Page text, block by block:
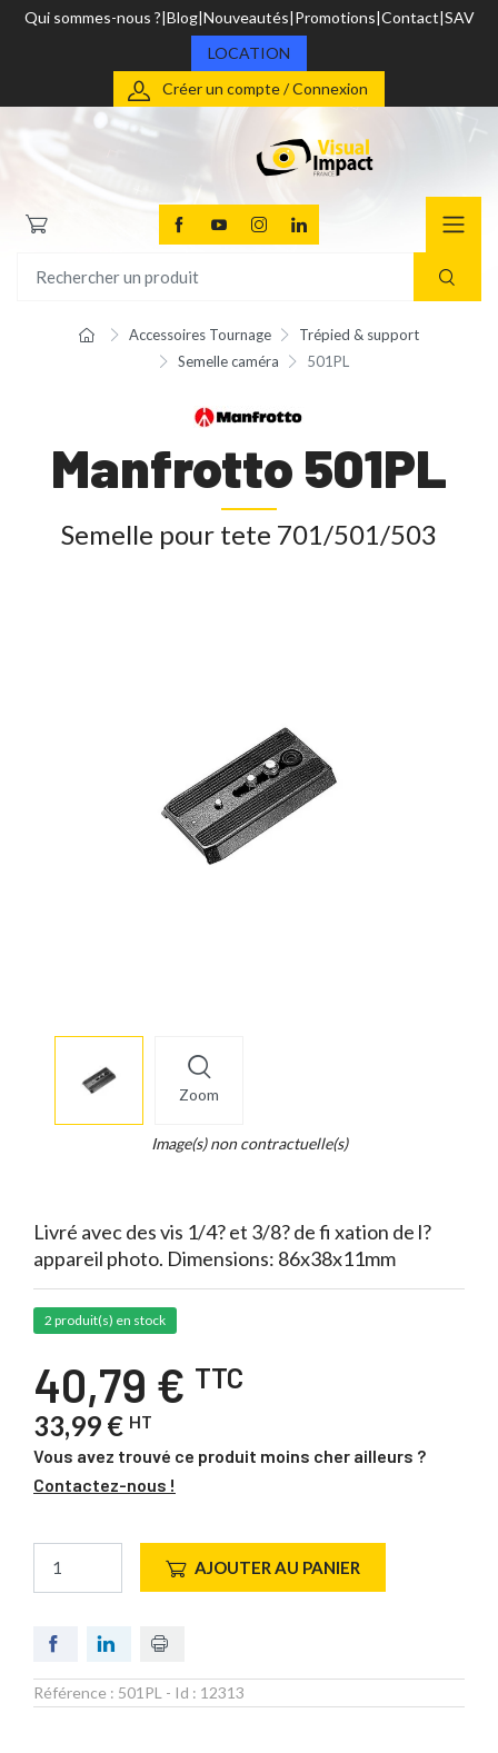
Qui sommes-nous ? Blog Nouveautés Promotions Contact SAV
LOCATION
Créer un compte / Connexion
Accessoires Tournage
Trépied & support
Semelle caméra
501PL
Manfrotto 501PL
Semelle pour tete 701/501/503
Zoom
info
Image(s) non contractuelle(s)
Livré avec des vis 1/4? et 3/8? de fi xation de l?
appareil photo. Dimensions: 86x38x11mm
2 produit(s) en stock
40,79 € TTC
33,99 € HT
Vous avez trouvé ce produit moins cher ailleurs ?
Contactez-nous !
AJOUTER AU PANIER
Référence : 501PL - Id : 12313